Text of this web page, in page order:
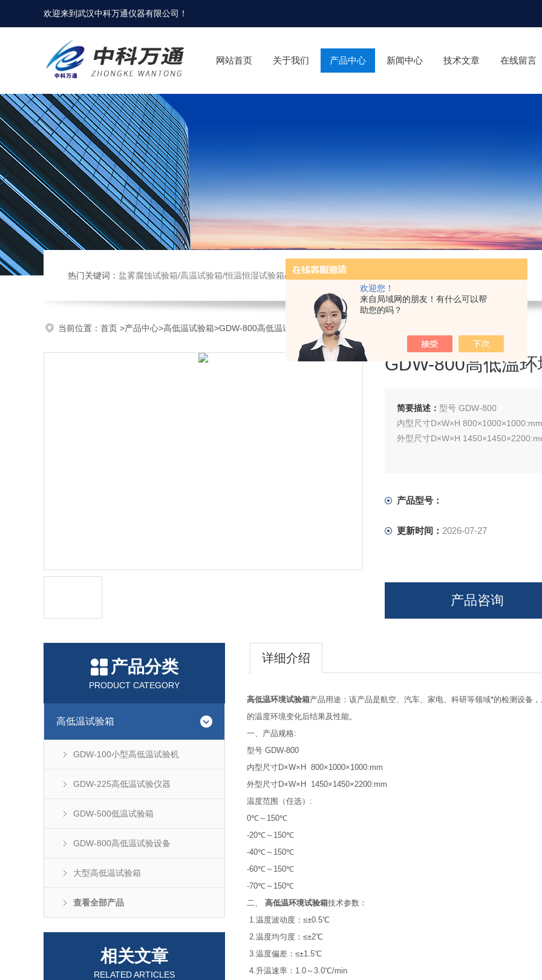
欢迎您！
来自局域网的朋友！有什么可以帮
助您的吗？
欢迎来到武汉中科万通仪器有限公司 ！
网站首页 关于我们 产品中心 新闻中心 技术文章 在线留言
热门关键词： 盐雾腐蚀试验箱/高温试验箱/恒温恒湿试验箱/紫外光老化试验箱/鼓风干燥箱/振动试验机/耐臭氧老化试验箱
当前位置： 首页 >产品中心>高低温试验箱>GDW-800高低温试验设备 >GDW-800高低温环境试验箱
GDW-800高低温
简要描述： 型号 GDW-800
内型尺寸D×W×H 800×1000×1000:mm
外型尺寸D×W×H
产品型号：
更新时间： 2026-07-27
产品咨询
产品分类
PRODUCT CATEGORY
高低温试验箱
GDW-100小型高低温试验机
GDW-225高低温试验仪器
GDW-500低温试验箱
GDW-800高低温试验设备
大型高低温试验箱
查看全部产品
相关文章
RELATED ARTICLES
详细介绍
高低温环境试验箱产品用途：该产品是航空、汽车、家电、科研等领域*的检测设备
的温度环境变化后结果及性能。
一、产品规格:
型号 GDW-800
内型尺寸D×W×H 800×1000×1000:mm
外型尺寸D×W×H 1450×1450×2200:mm
温度范围（任选）:
0℃～150℃
-20℃～150℃
-40℃～150℃
-60℃～150℃
-70℃～150℃
二、 高低温环境试验箱技术参数：
1.温度波动度：≤±0.5℃
2.温度均匀度：≤±2℃
3.温度偏差：≤±1.5℃
4.升温速率：1.0～3.0℃/min